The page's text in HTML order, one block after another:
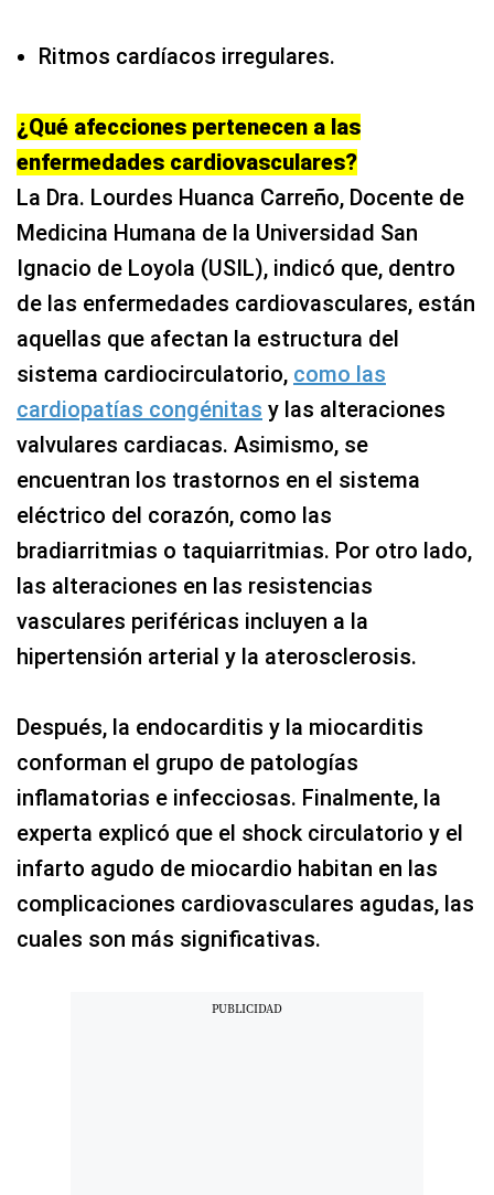
Ritmos cardíacos irregulares.
¿Qué afecciones pertenecen a las
enfermedades cardiovasculares?
La Dra. Lourdes Huanca Carreño, Docente de
Medicina Humana de la Universidad San
Ignacio de Loyola (USIL), indicó que, dentro
de las enfermedades cardiovasculares, están
aquellas que afectan la estructura del
sistema cardiocirculatorio, como las
cardiopatías congénitas y las alteraciones
valvulares cardiacas. Asimismo, se
encuentran los trastornos en el sistema
eléctrico del corazón, como las
bradiarritmias o taquiarritmias. Por otro lado,
las alteraciones en las resistencias
vasculares periféricas incluyen a la
hipertensión arterial y la aterosclerosis.
Después, la endocarditis y la miocarditis
conforman el grupo de patologías
inflamatorias e infecciosas. Finalmente, la
experta explicó que el shock circulatorio y el
infarto agudo de miocardio habitan en las
complicaciones cardiovasculares agudas, las
cuales son más significativas.